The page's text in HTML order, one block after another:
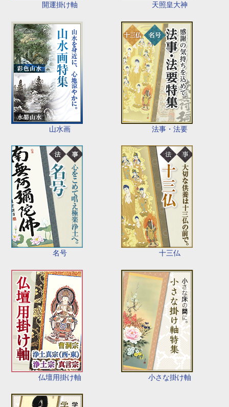
開運掛け軸 天照皇大神
山水画 法事・法要
名号 十三仏
仏壇用掛け軸 小さな掛け軸